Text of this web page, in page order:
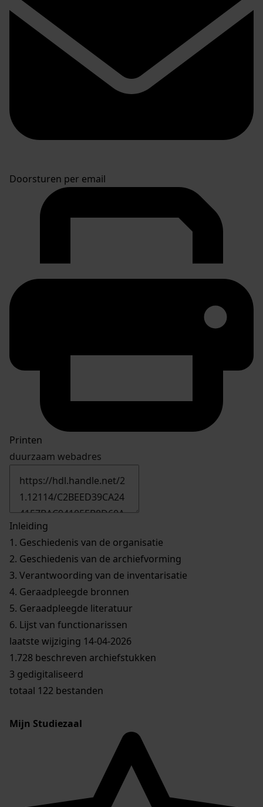
Doorsturen per email
Printen
duurzaam webadres
Inleiding
1. Geschiedenis van de organisatie
2. Geschiedenis van de archiefvorming
3. Verantwoording van de inventarisatie
4. Geraadpleegde bronnen
5. Geraadpleegde literatuur
6. Lijst van functionarissen
laatste wijziging 14-04-2026
1.728 beschreven archiefstukken
3 gedigitaliseerd
totaal 122 bestanden
Mijn Studiezaal